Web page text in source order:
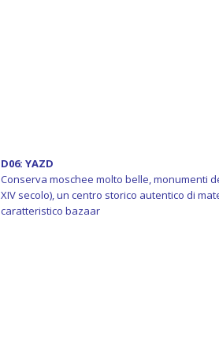
D06: YAZD
Conserva moschee molto belle, monumenti
XIV secolo), un centro storico autentico di
caratteristico bazaar